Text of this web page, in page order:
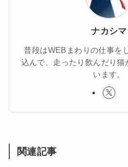
ナカシマ
普段はWEBまわりの仕事を
込んで、走ったり飲んだり猫
います。
関連記事